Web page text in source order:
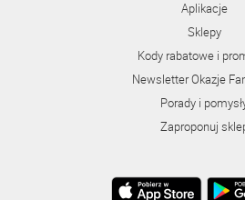
Aplikacje
Sklepy
Kody rabatowe i
Newsletter Okazje
Porady i
Zaproponuj